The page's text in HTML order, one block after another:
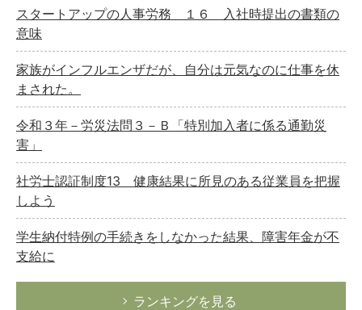
スタートアップの人事労務 １６ 入社時提出の書類の
意味
家族がインフルエンザだが、自分は元気なのに仕事を休
まされた。
令和３年－労災法問３－Ｂ「特別加入者に係る通勤災
害」
社労士認証制度13 健康結果に所見のある従業員を把握
しよう
学生納付特例の手続きをしなかった結果、障害年金が不
支給に
ランキングを見る